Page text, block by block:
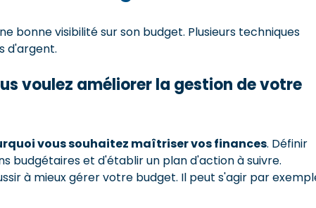
bonne visibilité sur son budget. Plusieurs techniques
d'argent.
voulez améliorer la gestion de votre
vous souhaitez maîtriser vos finances. Définir
budgétaires et d'établir un plan d'action à suivre.
à mieux gérer votre budget. Il peut s'agir par